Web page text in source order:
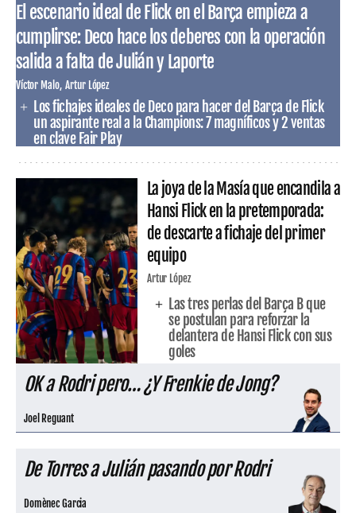
El escenario ideal de Flick en el Barça empieza a
cumplirse: Deco hace los deberes con la operación
salida a falta de Julián y Laporte
Víctor Malo Artur López
Los fichajes ideales de Deco para hacer del Barça de Flick
un aspirante real a la Champions: 7 magníficos y 2 ventas
en clave Fair Play
La joya de la Masía que encandila a
Hansi Flick en la pretemporada:
de descarte a fichaje del primer
equipo
Artur López
Las tres perlas del Barça B que
se postulan para reforzar la
delantera de Hansi Flick con sus
goles
OK a Rodri pero… ¿Y Frenkie de Jong?
Joel Reguant
De Torres a Julián pasando por Rodri
Domènec Garcia